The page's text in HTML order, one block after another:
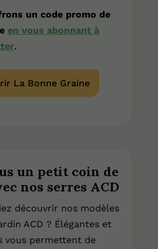
un code promo de
en vous abonnant à
.
La Bonne Graine
un petit coin de
nos serres ACD
découvrir nos modèles
ACD ? Élégantes et
vous permettent de